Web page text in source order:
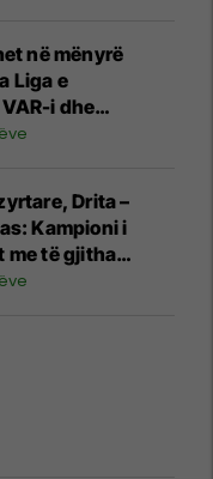
në mënyrë
Liga e
i dhe
shtesë
Drita –
Kampioni i
me të gjitha